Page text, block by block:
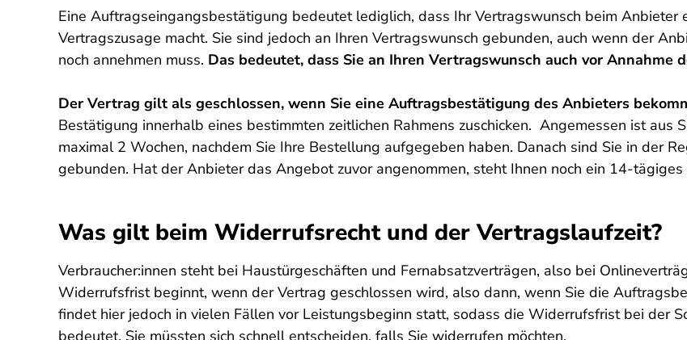
Eine Auftragseingangsbestätigung bedeutet lediglich, dass Ihr Vertragswunsch beim Anbieter
Vertragszusage macht. Sie sind jedoch an Ihren Vertragswunsch gebunden, auch wenn der
noch annehmen muss. Das bedeutet, dass Sie an Ihren Vertragswunsch auch vor Annahme
Der Vertrag gilt als geschlossen, wenn Sie eine Auftragsbestätigung des Anbieters
Bestätigung innerhalb eines bestimmten zeitlichen Rahmens zuschicken. Angemessen ist aus
maximal 2 Wochen, nachdem Sie Ihre Bestellung aufgegeben haben. Danach sind Sie in der
gebunden. Hat der Anbieter das Angebot zuvor angenommen, steht Ihnen noch ein 14-
Was gilt beim Widerrufsrecht und der Vertragslaufzeit?
Verbraucher:innen steht bei Haustürgeschäften und Fernabsatzverträgen, also bei
Widerrufsfrist beginnt, wenn der Vertrag geschlossen wird, also dann, wenn Sie die
findet hier jedoch in vielen Fällen vor Leistungsbeginn statt, sodass die Widerrufsfrist bei der
bedeutet, Sie müssten sich schnell entscheiden, falls Sie widerrufen möchten.